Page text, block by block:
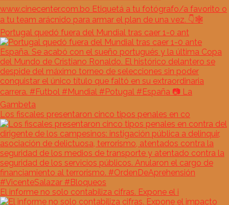
Portugal quedó fuera del Mundial tras caer 1-0 ant
Los fiscales presentaron cinco tipos penales en co
El informe no solo contabiliza cifras. Expone el i